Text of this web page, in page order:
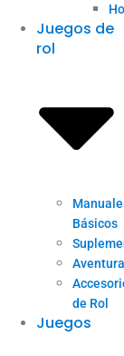
Juegos de
rol
Básicos
de Rol
Juegos